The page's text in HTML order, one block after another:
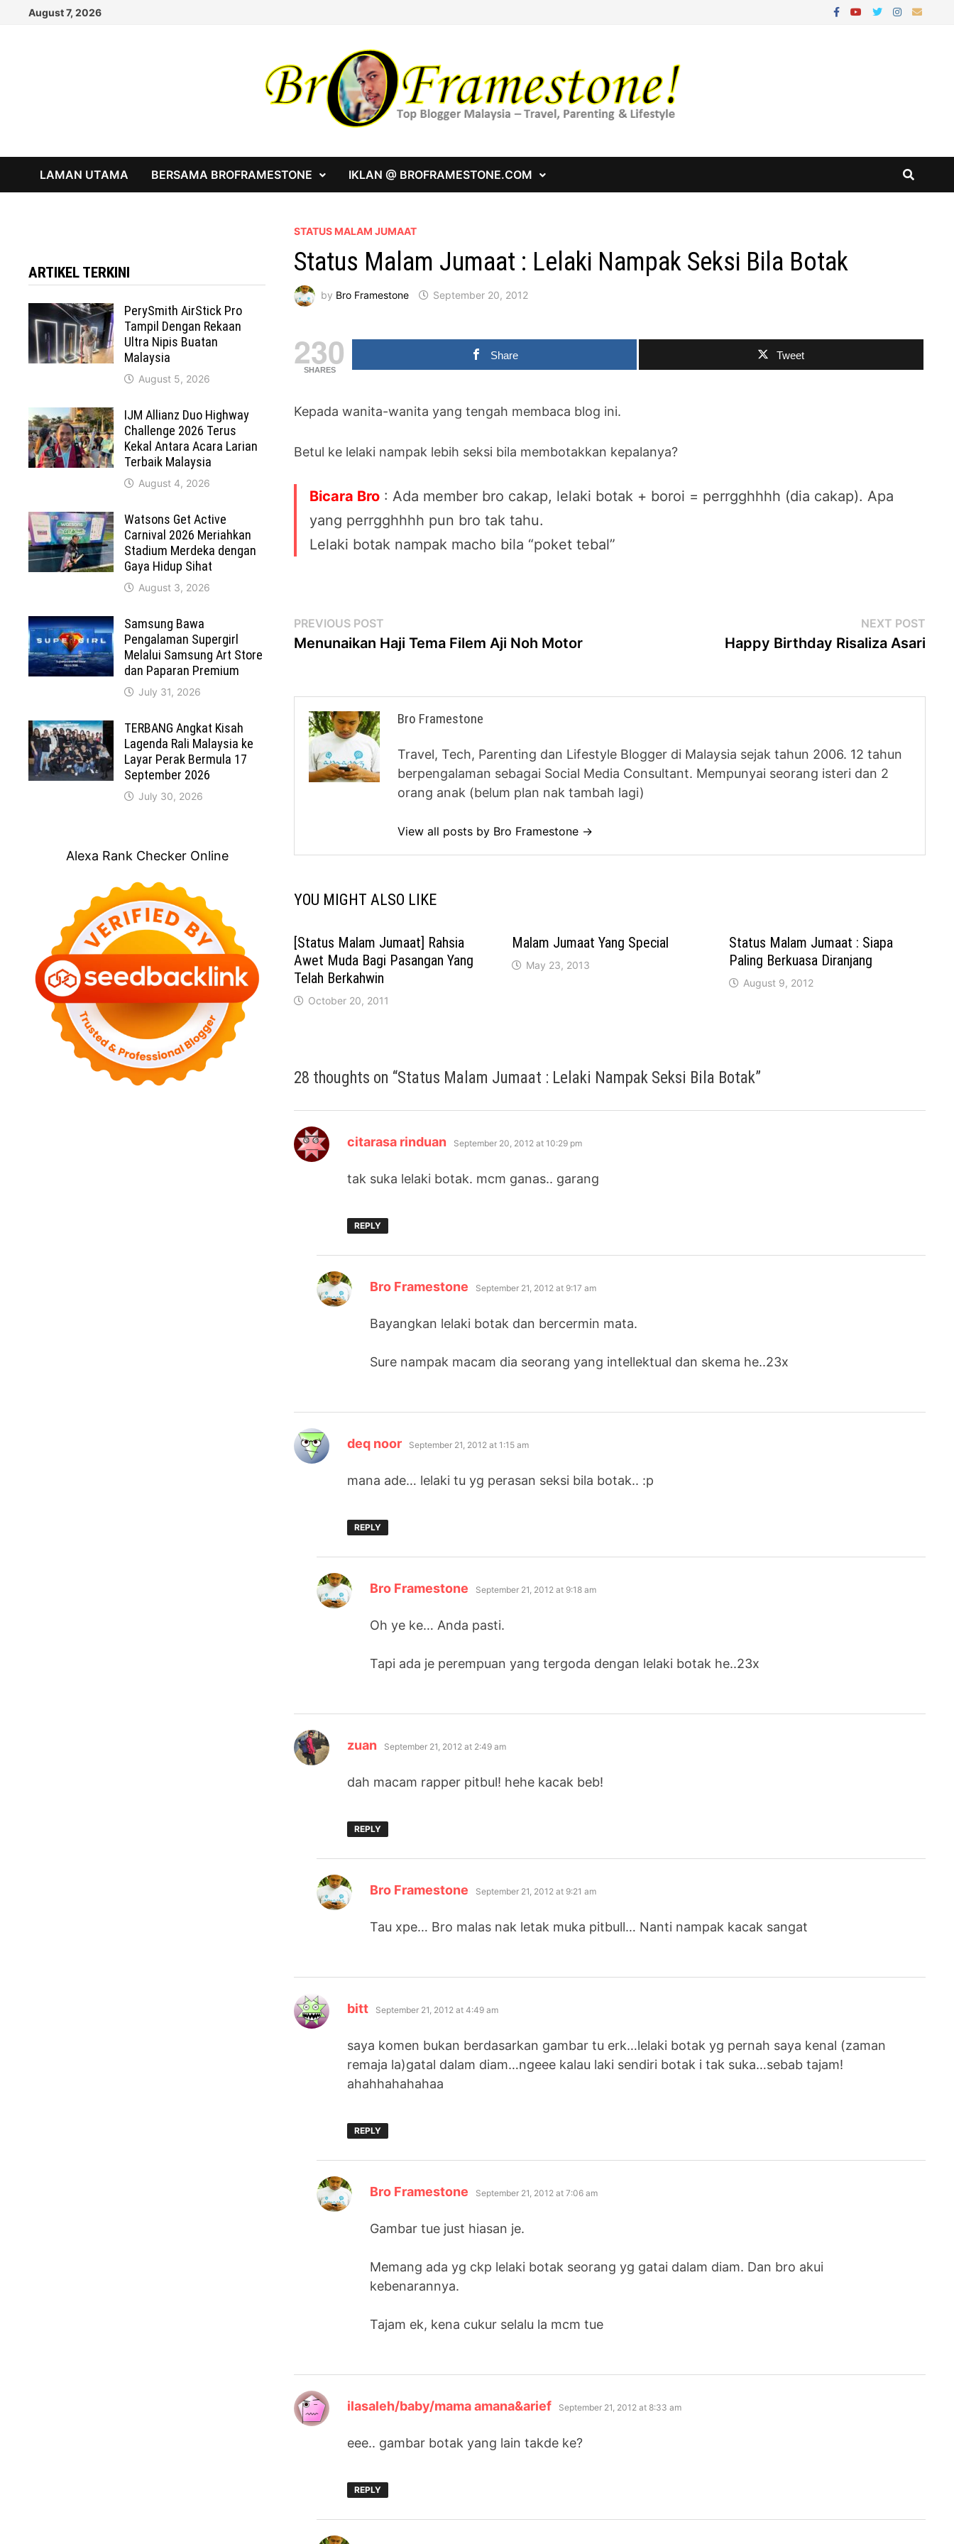
August 7, 2026
LAMAN UTAMA BERSAMA BROFRAMESTONE IKLAN @ BROFRAMESTONE.COM
STATUS MALAM JUMAAT
Status Malam Jumaat : Lelaki Nampak Seksi Bila Botak
by Bro Framestone September 20, 2012
230
SHARES
Share Tweet
Kepada wanita-wanita yang tengah membaca blog ini.
Betul ke lelaki nampak lebih seksi bila membotakkan kepalanya?
Bicara Bro : Ada member bro cakap, lelaki botak + boroi = perrgghhhh (dia cakap). Apa
yang perrgghhhh pun bro tak tahu.
Lelaki botak nampak macho bila “poket tebal”
Post
navigation
PREVIOUS POST
post:
Menunaikan Haji Tema Filem Aji Noh Motor
NEXT POSTNext
Happy Birthday Risaliza Asari
Bro Framestone
Travel, Tech, Parenting dan Lifestyle Blogger di Malaysia sejak tahun 2006. 12 tahun
berpengalaman sebagai Social Media Consultant. Mempunyai seorang isteri dan 2
orang anak (belum plan nak tambah lagi)
View all posts by Bro Framestone →
YOU MIGHT ALSO LIKE
[Status Malam Jumaat] Rahsia
Awet Muda Bagi Pasangan Yang
Telah Berkahwin
October 20, 2011
Malam Jumaat Yang Special
May 23, 2013
Status Malam Jumaat : Siapa
Paling Berkuasa Diranjang
August 9, 2012
28 thoughts on “Status Malam Jumaat : Lelaki Nampak Seksi Bila Botak”
citarasa rinduan says:
September 20, 2012 at 10:29 pm
tak suka lelaki botak. mcm ganas.. garang
REPLY
Bro Framestone says:
September 21, 2012 at 9:17 am
Bayangkan lelaki botak dan bercermin mata.
Sure nampak macam dia seorang yang intellektual dan skema he..23x
deq noor says:
September 21, 2012 at 1:15 am
mana ade… lelaki tu yg perasan seksi bila botak.. :p
REPLY
Bro Framestone says:
September 21, 2012 at 9:18 am
Oh ye ke… Anda pasti.
Tapi ada je perempuan yang tergoda dengan lelaki botak he..23x
zuan says:
September 21, 2012 at 2:49 am
dah macam rapper pitbul! hehe kacak beb!
REPLY
Bro Framestone says:
September 21, 2012 at 9:21 am
Tau xpe… Bro malas nak letak muka pitbull… Nanti nampak kacak sangat
bitt says:
September 21, 2012 at 4:49 am
saya komen bukan berdasarkan gambar tu erk…lelaki botak yg pernah saya kenal (zaman
remaja la)gatal dalam diam…ngeee kalau laki sendiri botak i tak suka…sebab tajam!
ahahhahahahaa
REPLY
Bro Framestone says:
September 21, 2012 at 7:06 am
Gambar tue just hiasan je.
Memang ada yg ckp lelaki botak seorang yg gatai dalam diam. Dan bro akui
kebenarannya.
Tajam ek, kena cukur selalu la mcm tue
ilasaleh/baby/mama amana&arief says:
September 21, 2012 at 8:33 am
eee.. gambar botak yang lain takde ke?
REPLY
ARTIKEL TERKINI
PerySmith AirStick Pro
Tampil Dengan Rekaan
Ultra Nipis Buatan
Malaysia
August 5, 2026
IJM Allianz Duo Highway
Challenge 2026 Terus
Kekal Antara Acara Larian
Terbaik Malaysia
August 4, 2026
Watsons Get Active
Carnival 2026 Meriahkan
Stadium Merdeka dengan
Gaya Hidup Sihat
August 3, 2026
Samsung Bawa
Pengalaman Supergirl
Melalui Samsung Art Store
dan Paparan Premium
July 31, 2026
TERBANG Angkat Kisah
Lagenda Rali Malaysia ke
Layar Perak Bermula 17
September 2026
July 30, 2026
Alexa Rank Checker Online